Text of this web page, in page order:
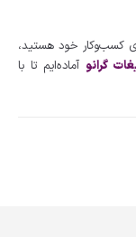
کسب‌وکار خود هستید،
گرانو آماده‌ایم تا با